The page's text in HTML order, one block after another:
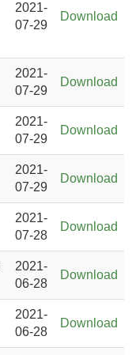
2021-
07-29
Download
2021-
07-29
Download
2021-
07-29
Download
2021-
07-29
Download
2021-
07-28
Download
2021-
06-28
Download
2021-
06-28
Download